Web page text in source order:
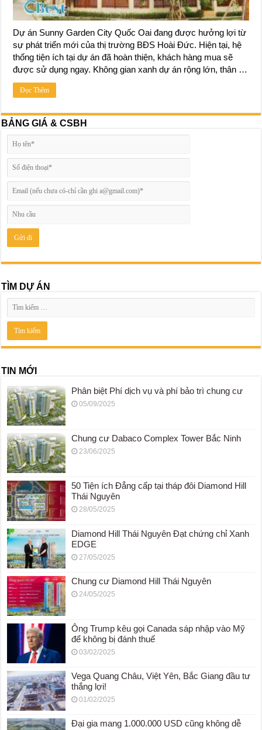
Dự án Sunny Garden City Quốc Oai đang được hưởng lợi từ
sự phát triển mới của thị trường BĐS Hoài Đức. Hiện tại, hệ
thống tiện ích tại dự án đã hoàn thiện, khách hàng mua sẽ
được sử dụng ngay. Không gian xanh dự án rộng lớn, thân …
Đọc Thêm
BẢNG GIÁ & CSBH
TÌM DỰ ÁN
TIN MỚI
Phân biệt Phí dịch vụ và phí bảo trì chung cư
05/09/2025
Chung cư Dabaco Complex Tower Bắc Ninh
23/06/2025
50 Tiện ích Đẳng cấp tại tháp đôi Diamond Hill
Thái Nguyên
28/05/2025
Diamond Hill Thái Nguyên Đạt chứng chỉ Xanh
EDGE
27/05/2025
Chung cư Diamond Hill Thái Nguyên
24/05/2025
Ông Trump kêu gọi Canada sáp nhập vào Mỹ
để không bị đánh thuế
03/02/2025
Vega Quang Châu, Việt Yên, Bắc Giang đầu tư
thắng lợi!
01/02/2025
Đại gia mang 1.000.000 USD cũng không dễ